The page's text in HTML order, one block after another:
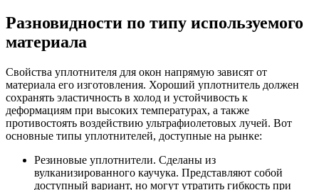
Разновидности по типу используемого
материала
Свойства уплотнителя для окон напрямую зависят от
материала его изготовления. Хороший уплотнитель должен
сохранять эластичность в холод и устойчивость к
деформациям при высоких температурах, а также
противостоять воздействию ультрафиолетовых лучей. Вот
основные типы уплотнителей, доступные на рынке:
Резиновые уплотнители. Сделаны из
вулканизированного каучука. Представляют собой
доступный вариант, но могут утратить гибкость при